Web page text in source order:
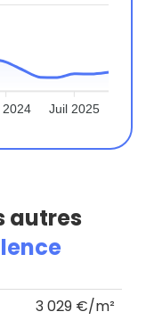
2024 Juil 2025
autres
3 029 €/m²